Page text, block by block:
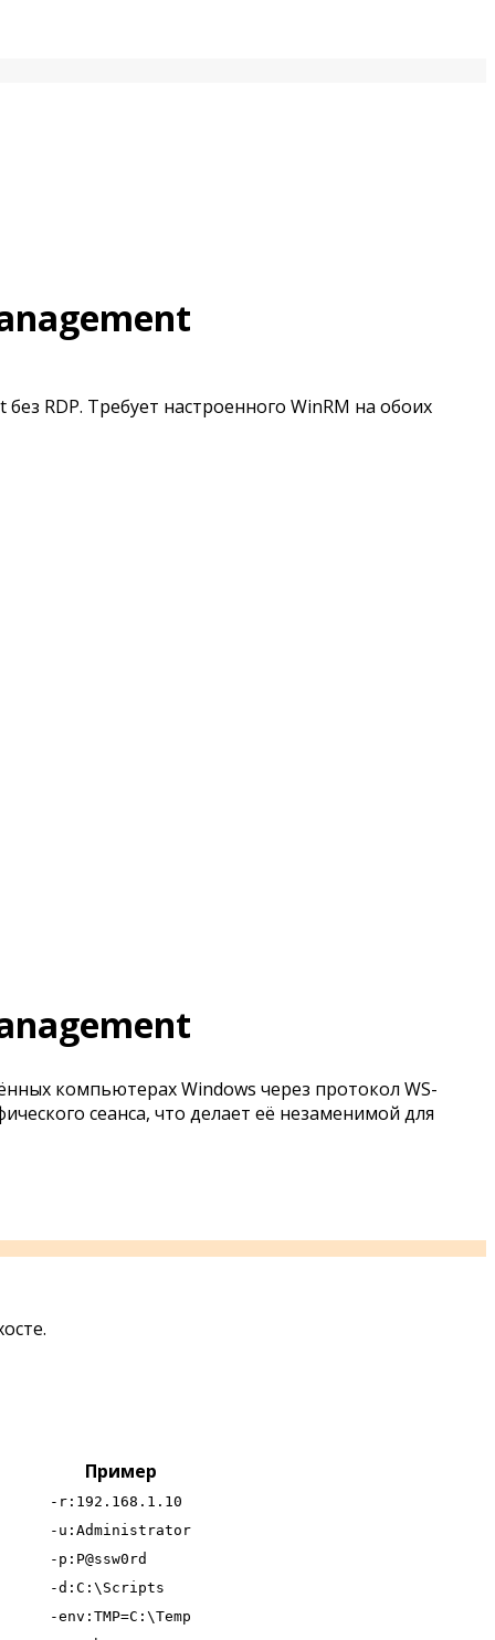
RDP. Требует настроенного WinRM на обоих
компьютерах Windows через протокол WS-
сеанса, что делает её незаменимой для
Пример
-r:192.168.1.10
-u:Administrator
-p:P@ssw0rd
-d:C:\Scripts
-env:TMP=C:\Temp